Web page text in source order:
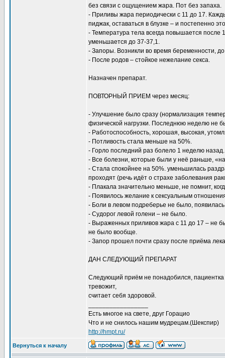
без связи с ощущением жара. Пот без запаха.
- Приливы жара периодически с 11 до 17.
пиджак, оставаться в блузке – и постепенно
- Температура тела всегда повышается
уменьшается до 37-37,1.
- Запоры. Возникли во время беременности,
- После родов – стойкое нежелание секса.
Назначен препарат.
ПОВТОРНЫЙ ПРИЕМ через месяц:
- Улучшение было сразу (нормализация
физической нагрузки. Последнюю неделю не
- Работоспособность, хорошая, высокая,
- Потливость стала меньше на 50%.
- Горло последний раз болело 1 неделю
- Все болезни, которые были у неё раньше,
- Стала спокойнее на 50%. уменьшилась
проходят (речь идёт о страхе заболевания
- Плакала значительно меньше, не помнит,
- Появилось желание к сексуальным
- Боли в левом подреберье не было,
- Судорог левой голени – не было.
- Выраженных приливов жара с 11 до 17 – не
не было вообще.
- Запор прошел почти сразу после приёма
ДАН СЛЕДУЮЩИЙ ПРЕПАРАТ
Следующий приём не понадобился, пациентка
тревожит,
считает себя здоровой.
Есть многое на свете, друг Горацио
Что и не снилось нашим мудрецам.(Шекспир)
http://hmpt.ru/
Вернуться к началу